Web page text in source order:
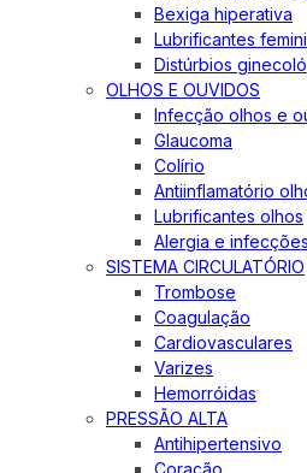
Bexiga hiperativa
Lubrificantes
Distúrbios
OLHOS E OUVIDOS
Infecção olhos e
Glaucoma
Colírio
Antiinflamatório
Lubrificantes olhos
Alergia e infecções
SISTEMA CIRCULATÓRIO
Trombose
Coagulação
Cardiovasculares
Varizes
Hemorróidas
PRESSÃO ALTA
Antihipertensivo
Coração